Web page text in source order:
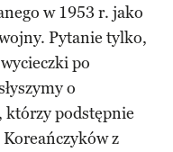
w 1953 r. jako
Pytanie tylko,
po
o
którzy podstępnie
z